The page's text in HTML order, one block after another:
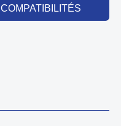
COMPATIBILITÉS